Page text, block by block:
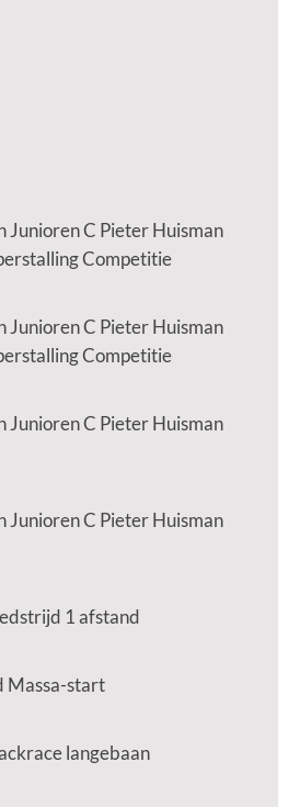
Junioren C Pieter Huisman
Competitie
Junioren C Pieter Huisman
Competitie
Junioren C Pieter Huisman
Junioren C Pieter Huisman
1 afstand
Massa-start
langebaan